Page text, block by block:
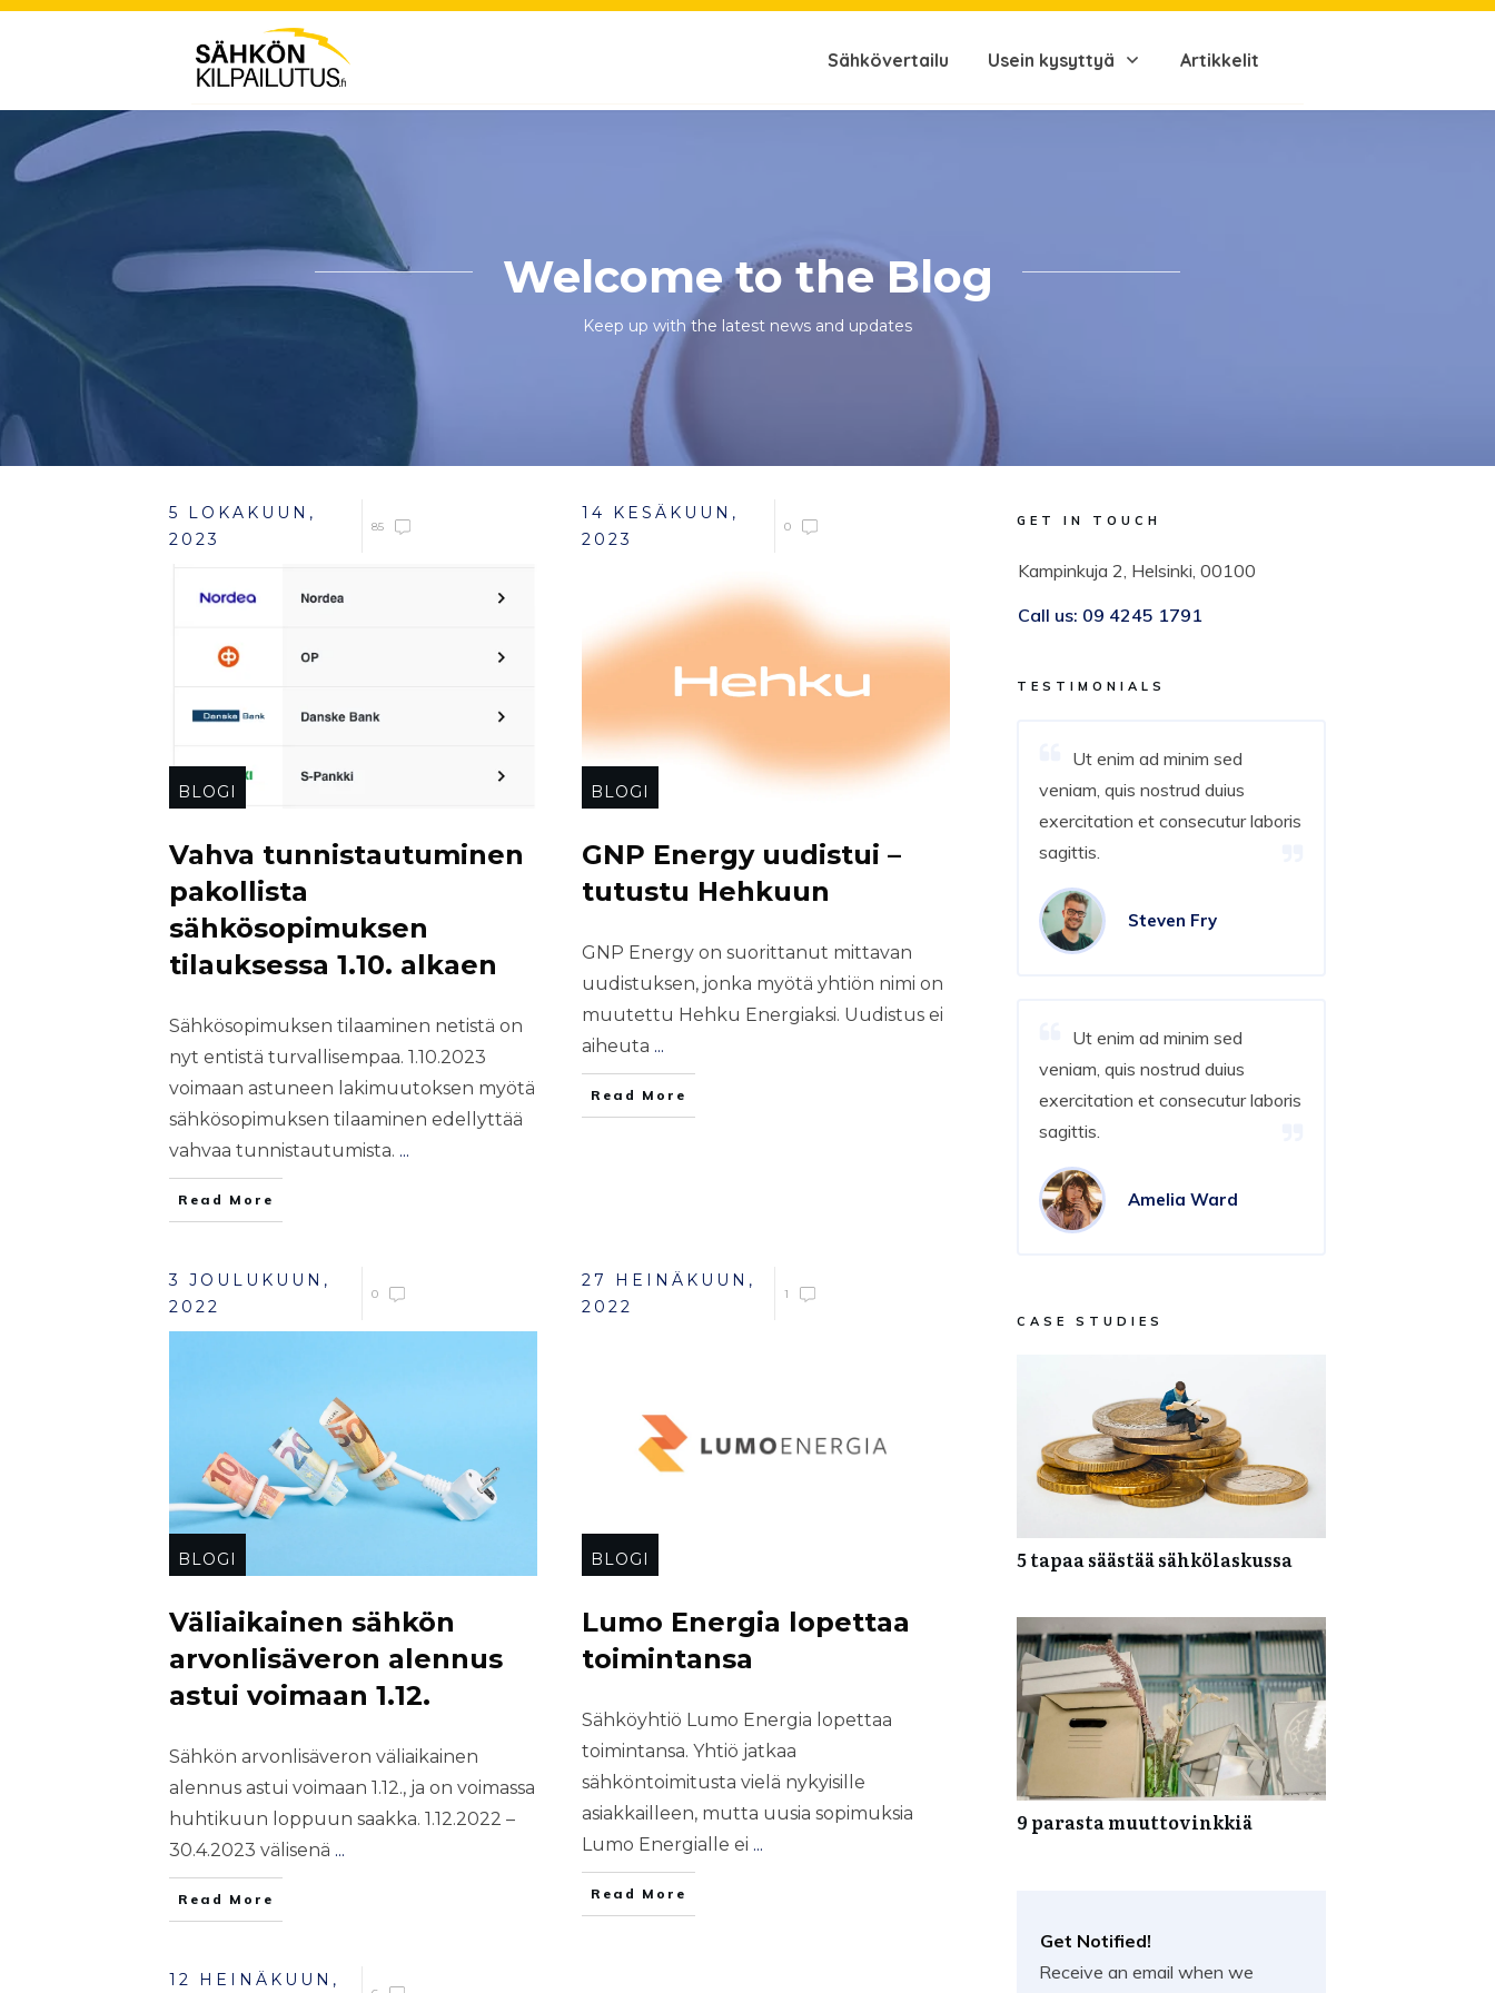
Sähkövertailu Usein kysyttyä Artikkelit
Welcome to the Blog
Keep up with the latest news and updates
5 LOKAKUUN,
2023
85
BLOGI
Vahva tunnistautuminen
pakollista
sähkösopimuksen
tilauksessa 1.10. alkaen
Sähkösopimuksen tilaaminen netistä on
nyt entistä turvallisempaa. 1.10.2023
voimaan astuneen lakimuutoksen myötä
sähkösopimuksen tilaaminen edellyttää
vahvaa tunnistautumista. ...
Read More
14 KESÄKUUN,
2023
0
BLOGI
GNP Energy uudistui –
tutustu Hehkuun
GNP Energy on suorittanut mittavan
uudistuksen, jonka myötä yhtiön nimi on
muutettu Hehku Energiaksi. Uudistus ei
aiheuta ...
Read More
3 JOULUKUUN,
2022
0
BLOGI
Väliaikainen sähkön
arvonlisäveron alennus
astui voimaan 1.12.
Sähkön arvonlisäveron väliaikainen
alennus astui voimaan 1.12., ja on voimassa
huhtikuun loppuun saakka. 1.12.2022 –
30.4.2023 välisenä ...
Read More
27 HEINÄKUUN,
2022
1
BLOGI
Lumo Energia lopettaa
toimintansa
Sähköyhtiö Lumo Energia lopettaa
toimintansa. Yhtiö jatkaa
sähköntoimitusta vielä nykyisille
asiakkailleen, mutta uusia sopimuksia
Lumo Energialle ei ...
Read More
12 HEINÄKUUN,
GET IN TOUCH
Kampinkuja 2, Helsinki, 00100
Call us: 09 4245 1791
TESTIMONIALS
Ut enim ad minim sed
veniam, quis nostrud duius
exercitation et consecutur laboris
sagittis.
Steven Fry
Ut enim ad minim sed
veniam, quis nostrud duius
exercitation et consecutur laboris
sagittis.
Amelia Ward
CASE STUDIES
5 tapaa säästää sähkölaskussa
9 parasta muuttovinkkiä
Get Notified!
Receive an email when we